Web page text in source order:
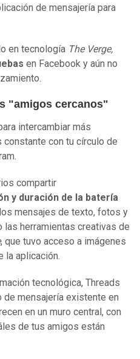
de mensajería para
en tecnología The Verge,
en Facebook y aún no
"amigos cercanos"
intercambiar más
constante con tu círculo de
compartir
y duración de la batería
mensajes de texto, fotos y
herramientas creativas de
, que tuvo acceso a imágenes
la aplicación.
tecnológica, Threads
mensajería existente en
en un muro central, con
de tus amigos están